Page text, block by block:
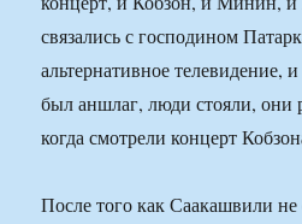
связались с господином
альтернативное телевидение,
был аншлаг, люди стояли, они
когда смотрели концерт
После того как Саакашвили